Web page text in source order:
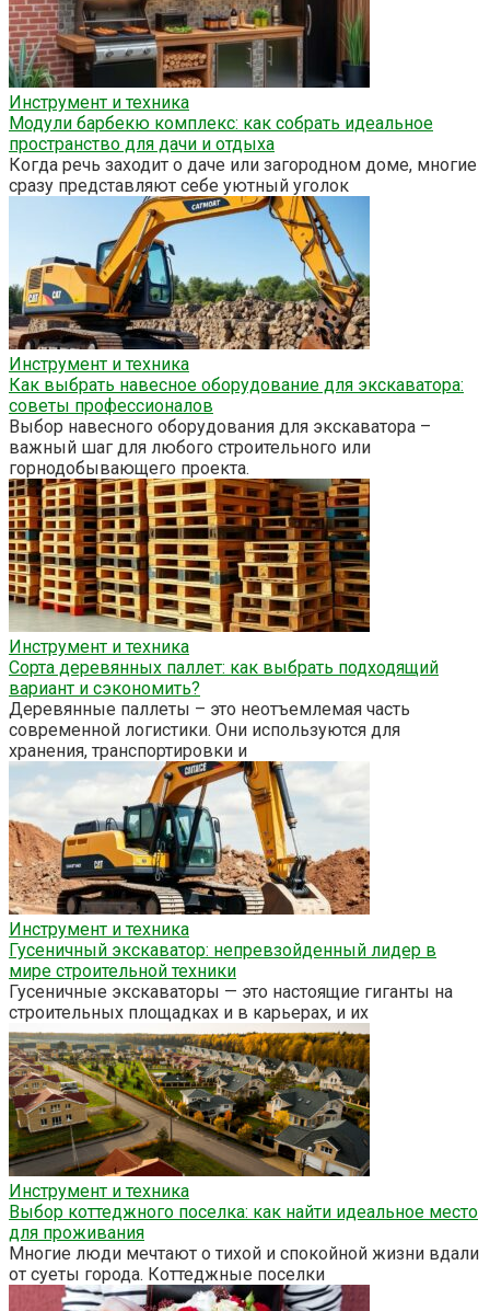
Инструмент и техника
Модули барбекю комплекс: как собрать идеальное
пространство для дачи и отдыха
Когда речь заходит о даче или загородном доме, многие
сразу представляют себе уютный уголок
Инструмент и техника
Как выбрать навесное оборудование для экскаватора:
советы профессионалов
Выбор навесного оборудования для экскаватора –
важный шаг для любого строительного или
горнодобывающего проекта.
Инструмент и техника
Сорта деревянных паллет: как выбрать подходящий
вариант и сэкономить?
Деревянные паллеты – это неотъемлемая часть
современной логистики. Они используются для
хранения, транспортировки и
Инструмент и техника
Гусеничный экскаватор: непревзойденный лидер в
мире строительной техники
Гусеничные экскаваторы — это настоящие гиганты на
строительных площадках и в карьерах, и их
Инструмент и техника
Выбор коттеджного поселка: как найти идеальное место
для проживания
Многие люди мечтают о тихой и спокойной жизни вдали
от суеты города. Коттеджные поселки